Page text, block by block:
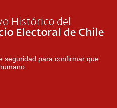
seguridad para confirmar que